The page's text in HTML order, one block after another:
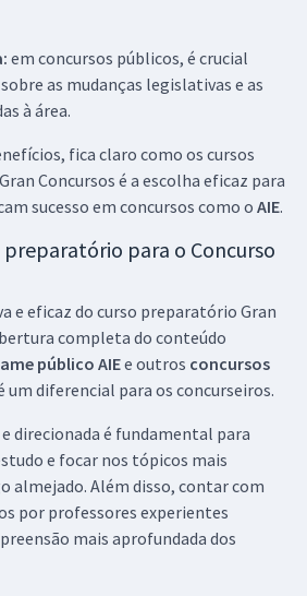
em concursos públicos, é crucial
as mudanças legislativas e as
à área.
fica claro como os cursos
Concursos é a escolha eficaz para
sucesso em concursos como o AIE.
preparatório para o Concurso
e eficaz do curso preparatório Gran
completa do conteúdo
público AIEe outros concursos
um diferencial para os concurseiros.
direcionada é fundamental para
e focar nos tópicos mais
almejado. Além disso, contar com
por professores experientes
mais aprofundada dos